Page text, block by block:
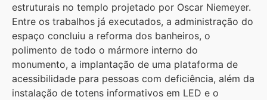
estruturais no templo projetado por Oscar Niemeyer.
Entre os trabalhos já executados, a administração do
espaço concluiu a reforma dos banheiros, o
polimento de todo o mármore interno do
monumento, a implantação de uma plataforma de
acessibilidade para pessoas com deficiência, além da
instalação de totens informativos em LED e o